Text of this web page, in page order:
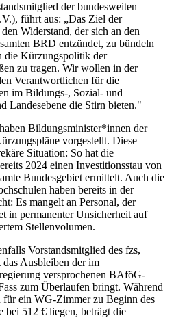
der bundesweiten
führt aus: „Das Ziel der
Widerstand, der sich an den
BRD entzündet, zu bündeln
die Kürzungspolitik der
zu tragen. Wir wollen in der
Verantwortlichen für die
im Bildungs-, Sozial- und
Landesebene die Stirn bieten."
Bildungsminister*innen der
vorgestellt. Diese
Situation: So hat die
2024 einen Investitionsstau von
Bundesgebiet ermittelt. Auch die
haben bereits in der
Es mangelt an Personal, der
in permanenter Unsicherheit auf
Stellenvolumen.
Vorstandsmitglied des fzs,
Ausbleiben der im
versprochenen BAföG-
zum Überlaufen bringt. Während
ein WG-Zimmer zu Beginn des
bei 512 € liegen, beträgt die